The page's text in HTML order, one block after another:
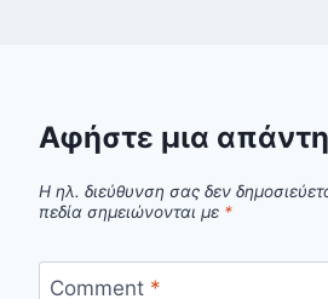
Αφήστε μια
Η ηλ. διεύθυνση σας δεν
πεδία σημειώνονται με *
Comment *